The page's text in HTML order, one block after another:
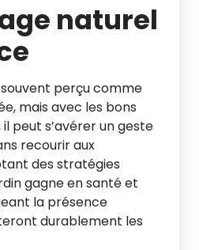
naturel
perçu comme
mais avec les bons
peut s’avérer un geste
recourir aux
des stratégies
gagne en santé et
la présence
durablement les